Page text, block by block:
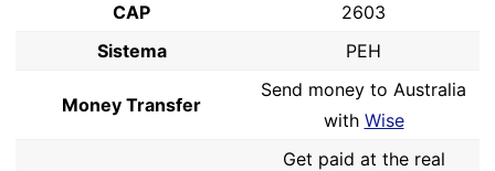
CAP
2603
Sistema
PEH
Money Transfer
Send money to Australia
with Wise
Get paid at the real